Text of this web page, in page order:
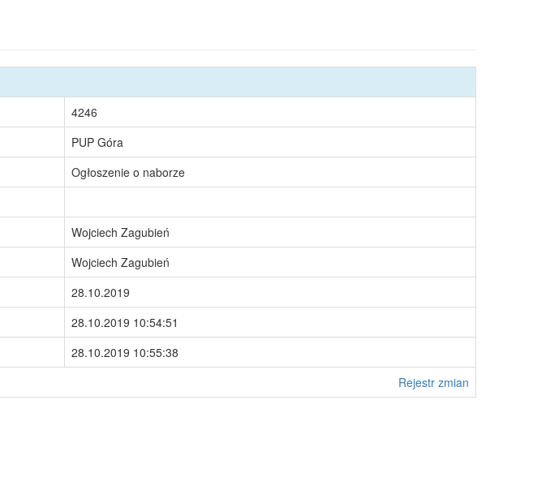
4246
PUP Góra
Ogłoszenie o naborze
Wojciech Zagubień
Wojciech Zagubień
28.10.2019
28.10.2019 10:54:51
28.10.2019 10:55:38
Rejestr zmian